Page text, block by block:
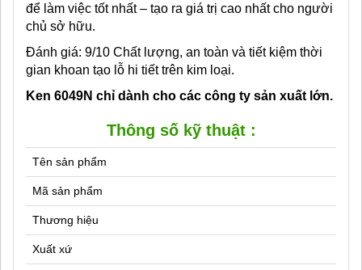
để làm việc tốt nhất – tạo ra giá trị cao nhất cho người
chủ sở hữu.
Đánh giá: 9/10 Chất lượng, an toàn và tiết kiệm thời
gian khoan tạo lỗ hi tiết trên kim loại.
Ken 6049N chỉ dành cho các công ty sản xuất lớn.
Thông số kỹ thuật :
Tên sản phẩm
Mã sản phẩm
Thương hiệu
Xuất xứ